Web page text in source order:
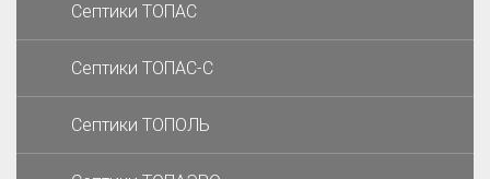
Септики ТОПАС
Септики ТОПАС-С
Септики ТОПОЛЬ